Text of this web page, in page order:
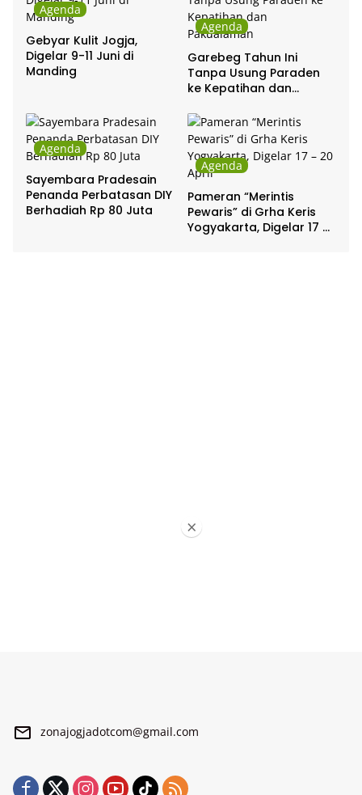
Agenda
Gebyar Kulit Jogja,
Digelar 9-11 Juni di
Manding
Agenda
Garebeg Tahun Ini
Tanpa Usung Paraden
ke Kepatihan dan
Agenda
Sayembara Pradesain
Penanda Perbatasan DIY
Berhadiah Rp 80 Juta
Agenda
Pameran “Merintis
Pewaris” di Grha Keris
Yogyakarta, Digelar 17 –
zonajogjadotcom@gmail.com
×